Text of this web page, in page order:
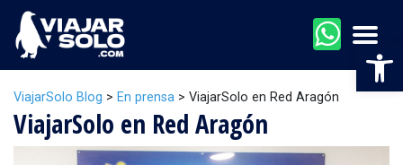
ViajarSolo Blog > En prensa > ViajarSolo en Red Aragón
ViajarSolo en Red Aragón